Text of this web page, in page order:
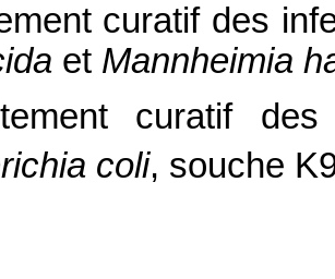
curatif des
et Mannheimia
curatif des
coli, souche